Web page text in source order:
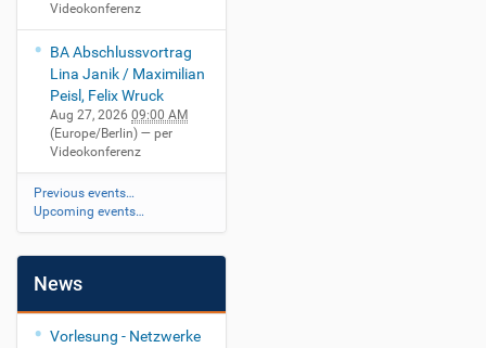
Videokonferenz
BA Abschlussvortrag
Lina Janik / Maximilian
Peisl, Felix Wruck
Aug 27, 2026 09:00 AM
(Europe/Berlin) — per
Videokonferenz
Previous events…
Upcoming events…
News
Vorlesung - Netzwerke